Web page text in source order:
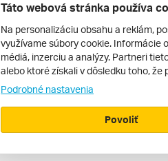
Táto webová stránka používa
Na personalizáciu obsahu a reklám,
využívame súbory cookie. Informácie
médiá, inzerciu a analýzy. Partneri
alebo ktoré získali v dôsledku toho, že
Podrobné nastavenia
Povoliť